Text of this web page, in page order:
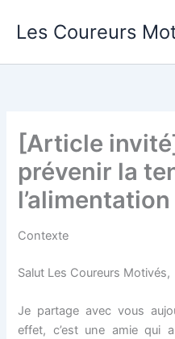
Les Coureurs
[Article
prévenir la
l’alimentation
Contexte
Salut Les Coureurs Motivés,
Je partage avec vous
effet, c’est une amie qui